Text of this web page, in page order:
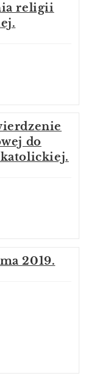
religii
do
2019.